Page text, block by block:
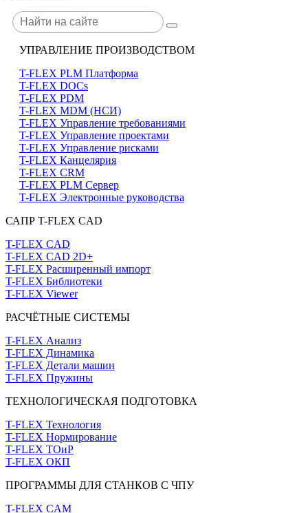
УПРАВЛЕНИЕ ПРОИЗВОДСТВОМ
T-FLEX PLM Платформа
T-FLEX DOCs
T-FLEX PDM
T-FLEX MDM (НСИ)
T-FLEX Управление требованиями
T-FLEX Управление проектами
T-FLEX Управление рисками
T-FLEX Канцелярия
T-FLEX CRM
T-FLEX PLM Сервер
T-FLEX Электронные руководства
САПР T-FLEX CAD
T-FLEX CAD
T-FLEX CAD 2D+
T-FLEX Расширенный импорт
T-FLEX Библиотеки
T-FLEX Viewer
РАСЧЁТНЫЕ СИСТЕМЫ
T-FLEX Анализ
T-FLEX Динамика
T-FLEX Детали машин
T-FLEX Пружины
ТЕХНОЛОГИЧЕСКАЯ ПОДГОТОВКА
T-FLEX Технология
T-FLEX Нормирование
T-FLEX ТОиР
T-FLEX ОКП
ПРОГРАММЫ ДЛЯ СТАНКОВ С ЧПУ
T-FLEX CAM